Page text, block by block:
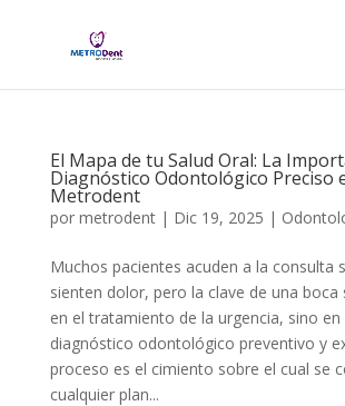
El Mapa de tu Salud Oral: La
Diagnóstico Odontológico Preciso
Metrodent
por metrodent| Dic 19, 2025 |
Muchos pacientes acuden a la consulta
sienten dolor, pero la clave de una boca
en el tratamiento de la urgencia, sino en
diagnóstico odontológico preventivo y
proceso es el cimiento sobre el cual se
cualquier plan...